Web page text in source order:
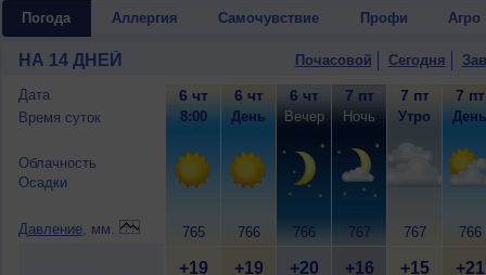
Погода Аллергия Самочувствие Профи Агро
НА 14 ДНЕЙ Почасовой Сегодня
Дата
Время суток
Облачность
Осадки
Давление, мм.
6 чт
8:00
765
+19
6 чт
День
766
+19
6 чт
Вечер
766
+20
7 пт
Ночь
767
+16
7 пт
Утро
767
+15
7 пт
День
766
+21